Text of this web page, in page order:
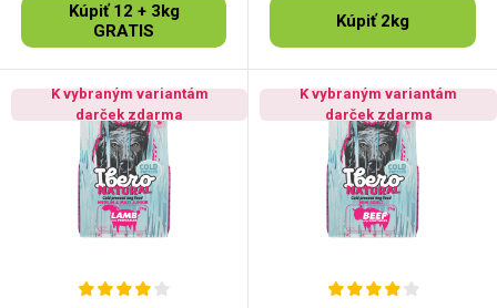
Kúpiť 12 + 3kg
GRATIS
Kúpiť 2kg
K vybraným variantám
darček zdarma
K vybraným variantám
darček zdarma